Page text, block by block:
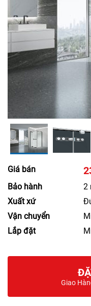
Giá bán
Bảo hành
2
Xuất xứ
Vận chuyển
Lắp đặt
Giao